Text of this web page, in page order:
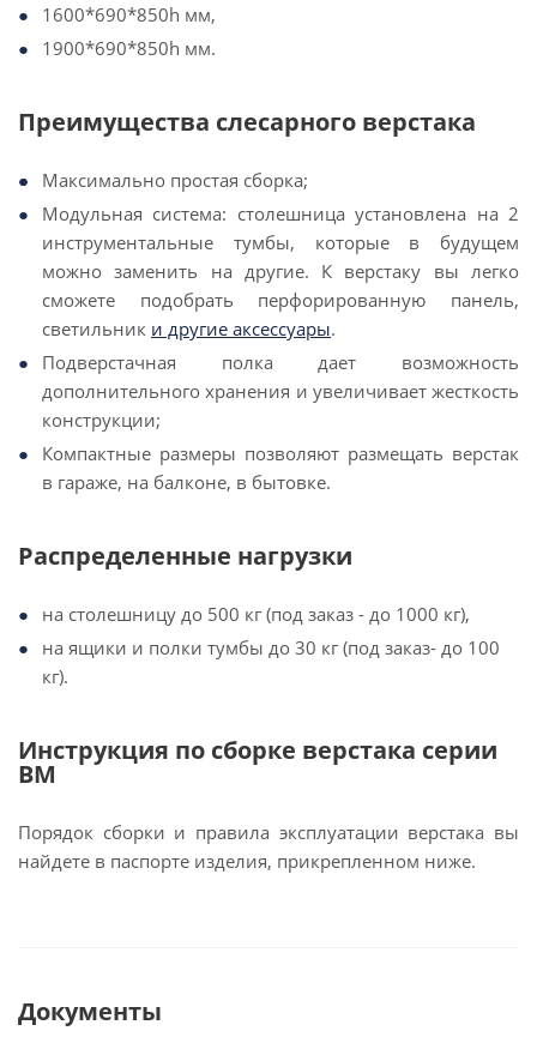
1600*690*850h мм,
1900*690*850h мм.
Преимущества слесарного верстака
Максимально простая сборка;
Модульная система: столешница установлена на 2
инструментальные тумбы, которые в будущем
можно заменить на другие. К верстаку вы легко
сможете подобрать перфорированную панель,
светильник и другие аксессуары.
Подверстачная полка дает возможность
дополнительного хранения и увеличивает жесткость
конструкции;
Компактные размеры позволяют размещать верстак
в гараже, на балконе, в бытовке.
Распределенные нагрузки
на столешницу до 500 кг (под заказ - до 1000 кг),
на ящики и полки тумбы до 30 кг (под заказ- до 100
кг).
Инструкция по сборке верстака серии
ВМ
Порядок сборки и правила эксплуатации верстака вы
найдете в паспорте изделия, прикрепленном ниже.
Документы